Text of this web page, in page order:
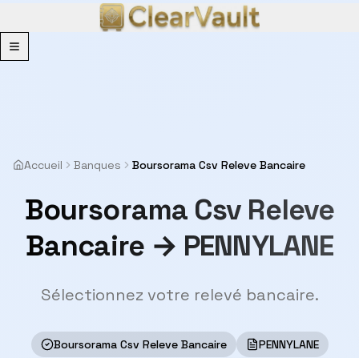
Menu
Accueil Banques Boursorama Csv Releve Bancaire
Boursorama Csv Releve
Bancaire → PENNYLANE
Sélectionnez votre relevé bancaire.
Boursorama Csv Releve Bancaire PENNYLANE